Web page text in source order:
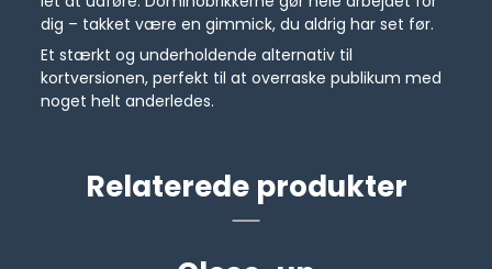
dig – takket være en gimmick, du aldrig har set før.
Et stærkt og underholdende alternativ til
kortversionen, perfekt til at overraske publikum med
noget helt anderledes.
Relaterede produkter